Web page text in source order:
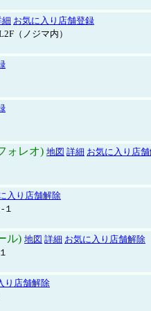
細 お気に入り店舗登録
（ノジマ内）
ォレオ) 地図 詳細 お気に入り店
入り店舗解除
１
ル) 地図 詳細 お気に入り店舗解除
り店舗解除